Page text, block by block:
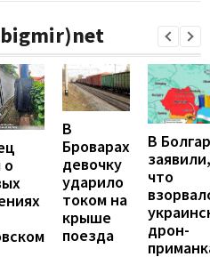
о
В
Броварах
девочку
ударило
током на
крыше
поезда
В
заявили,
что
дрон-